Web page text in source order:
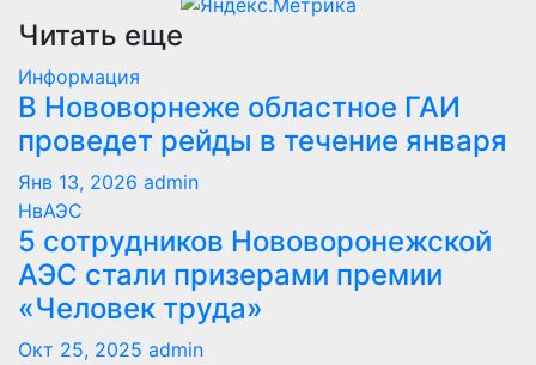
Читать еще
Информация
В Нововорнеже областное ГАИ
проведет рейды в течение января
Янв 13, 2026 admin
НвАЭС
5 сотрудников Нововоронежской
АЭС стали призерами премии
«Человек труда»
Окт 25, 2025 admin